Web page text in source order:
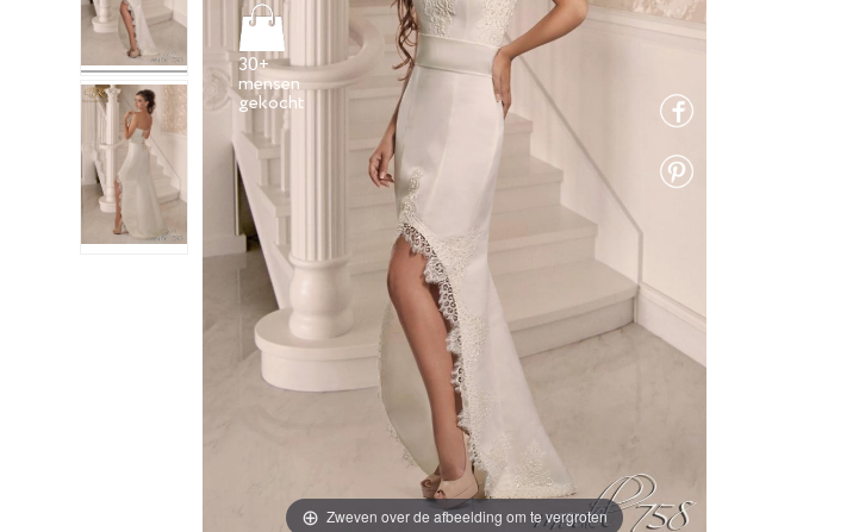
Zweven over de afbeelding om te vergroten
30+
mensen